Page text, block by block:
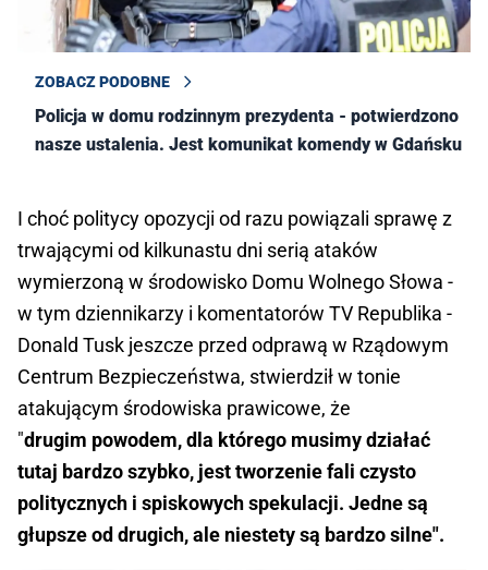
ZOBACZ PODOBNE
Policja w domu rodzinnym prezydenta - potwierdzono
nasze ustalenia. Jest komunikat komendy w Gdańsku
I choć politycy opozycji od razu powiązali sprawę z
trwającymi od kilkunastu dni serią ataków
wymierzoną w środowisko Domu Wolnego Słowa -
w tym dziennikarzy i komentatorów TV Republika -
Donald Tusk jeszcze przed odprawą w Rządowym
Centrum Bezpieczeństwa, stwierdził w tonie
atakującym środowiska prawicowe, że
"drugim powodem, dla którego musimy działać
tutaj bardzo szybko, jest tworzenie fali czysto
politycznych i spiskowych spekulacji. Jedne są
głupsze od drugich, ale niestety są bardzo silne".